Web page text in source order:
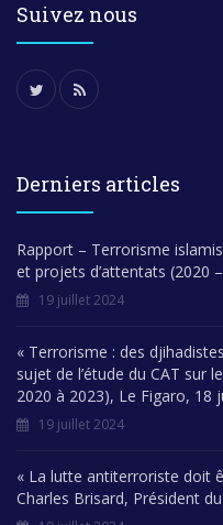
Suivez nous
Derniers articles
Rapport – Terrorisme
et projets d’attentats (2020
19 juillet 2024
« Terrorisme : des
sujet de l’étude du CAT sur
2020 à 2023), Le Figaro, 18
19 juillet 2024
« La lutte antiterroriste doit
Charles Brisard, Président